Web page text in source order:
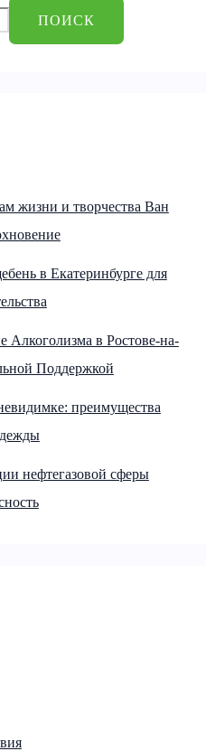
ПОИСК
жизни и творчества Ван
в Екатеринбурге для
Алкоголизма в Ростове-на-
Поддержкой
преимущества
нефтегазовой сферы